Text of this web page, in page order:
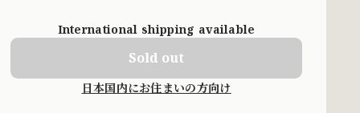
International shipping available
Sold out
日本国内にお住まいの方向け